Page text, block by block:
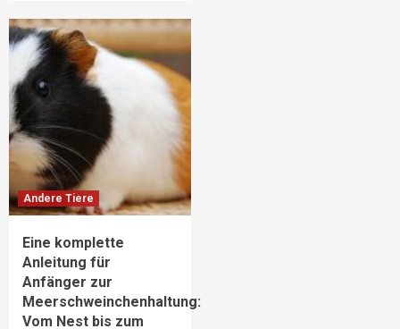
Andere Tiere
Eine komplette
Anleitung für
Anfänger zur
Meerschweinchenhaltung:
Vom Nest bis zum